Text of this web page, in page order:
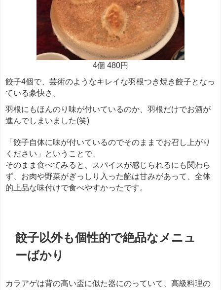
4個 480円
餃子4個で、芸術のようなキレイな羽根つき焼き餃子となっ
ている豪快さ。
羽根にもほんのり味が付いているのか、羽根だけでお酒が
進んでしまいました(笑)
「餃子自体に味が付いているのでそのままでお召し上がり
ください」ということで、
そのまま食べてみると、スパイスが感じられるにも関わら
ず、お肉や野菜がぎっしり入った餡は甘みがあって、全体
的上品な味付けで食べやすかったです。
餃子以外も個性的で絶品なメニュ
ーばかり
カラアゲは背の高い盃に似た器にのっていて、高級料理の